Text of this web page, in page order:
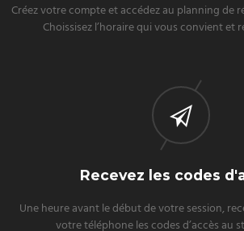
Créez votre compte et accédez au planning de
Choissisez l’horaire qui vous convient et
Recevez les codes
Une heure avant le début de votre session,
votre téléphone les codes d’accès au